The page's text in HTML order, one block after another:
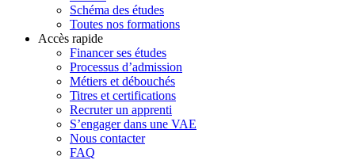
Schéma des études
Toutes nos formations
Accès rapide
Financer ses études
Processus d’admission
Métiers et débouchés
Titres et certifications
Recruter un apprenti
S’engager dans une VAE
Nous contacter
FAQ